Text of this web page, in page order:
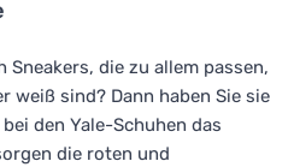
Sneakers, die zu allem passen,
weiß sind? Dann haben Sie sie
den Yale-Schuhen das
die roten und